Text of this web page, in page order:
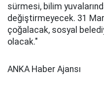
sürmesi, bilim
değiştirmeyecek. 31
çoğalacak, sosyal
olacak."
ANKA Haber Ajansı